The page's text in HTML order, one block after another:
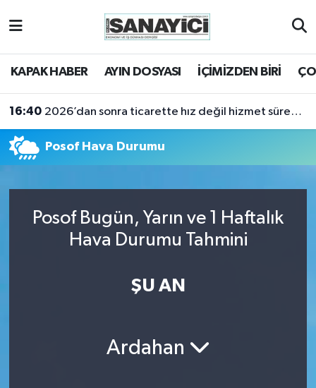
KAPAK HABER AYIN DOSYASI İÇİMİZDEN BİRİ
16:40 2026’dan sonra ticarette hız değil hizmet sürekliliği öne çıkacak
Posof Hava Durumu
Posof Bugün, Yarın ve 1 Haftalık
Hava Durumu Tahmini
ŞU AN
Ardahan
Tekirdağ Nöbetçi Eczaneler
Tüm Manşetler